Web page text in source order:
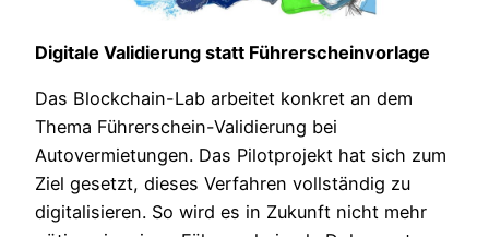
Digitale Validierung statt Führerscheinvorlage
Das Blockchain-Lab arbeitet konkret an dem
Thema Führerschein-Validierung bei
Autovermietungen. Das Pilotprojekt hat sich zum
Ziel gesetzt, dieses Verfahren vollständig zu
digitalisieren. So wird es in Zukunft nicht mehr